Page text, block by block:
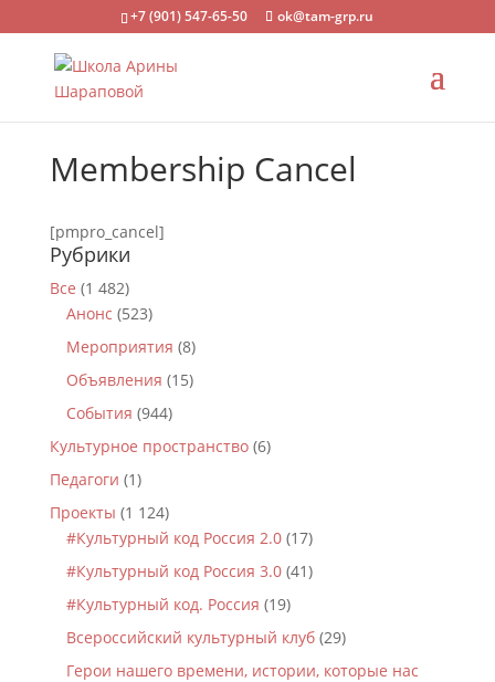
+7 (901) 547-65-50 ok@tam-grp.ru
Membership Cancel
[pmpro_cancel]
Рубрики
Все (1 482)
Анонс (523)
Мероприятия (8)
Объявления (15)
События (944)
Культурное пространство(6)
Педагоги (1)
Проекты (1 124)
#Культурный код Россия 2.0(17)
#Культурный код Россия 3.0(41)
#Культурный код. Россия (19)
Всероссийский культурный клуб(29)
Герои нашего времени, истории, которые нас